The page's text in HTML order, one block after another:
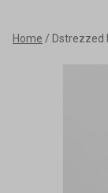
Home Dstrezzed